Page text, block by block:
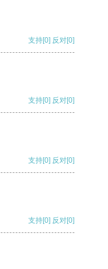
支持[0] 反对[0]
支持[0] 反对[0]
支持[0] 反对[0]
支持[0] 反对[0]